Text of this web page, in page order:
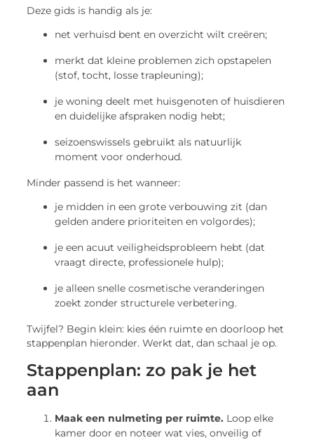
Deze gids is handig als je:
net verhuisd bent en overzicht wilt creëren;
merkt dat kleine problemen zich opstapelen
(stof, tocht, losse trapleuning);
je woning deelt met huisgenoten of huisdieren
en duidelijke afspraken nodig hebt;
seizoenswissels gebruikt als natuurlijk
moment voor onderhoud.
Minder passend is het wanneer:
je midden in een grote verbouwing zit (dan
gelden andere prioriteiten en volgordes);
je een acuut veiligheidsprobleem hebt (dat
vraagt directe, professionele hulp);
je alleen snelle cosmetische veranderingen
zoekt zonder structurele verbetering.
Twijfel? Begin klein: kies één ruimte en doorloop het
stappenplan hieronder. Werkt dat, dan schaal je op.
Stappenplan: zo pak je het
aan
Maak een nulmeting per ruimte. Loop elke
kamer door en noteer wat vies, onveilig of